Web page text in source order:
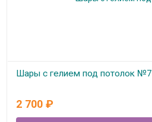
Шары с гелием под потолок №7
2 700 ₽